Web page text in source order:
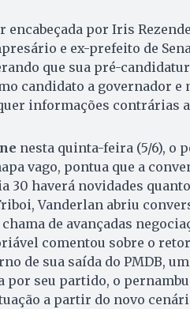
por Iris
e ex-prefeito de
que sua pré-
candidato a governador e
informações contrárias
nesta quinta-feira (5/6), o
vago, pontua que a
30 haverá novidades
Vanderlan abriu
de avançadas
comentou sobre o
de sua saída do PMDB,
por seu partido, o
a partir do novo